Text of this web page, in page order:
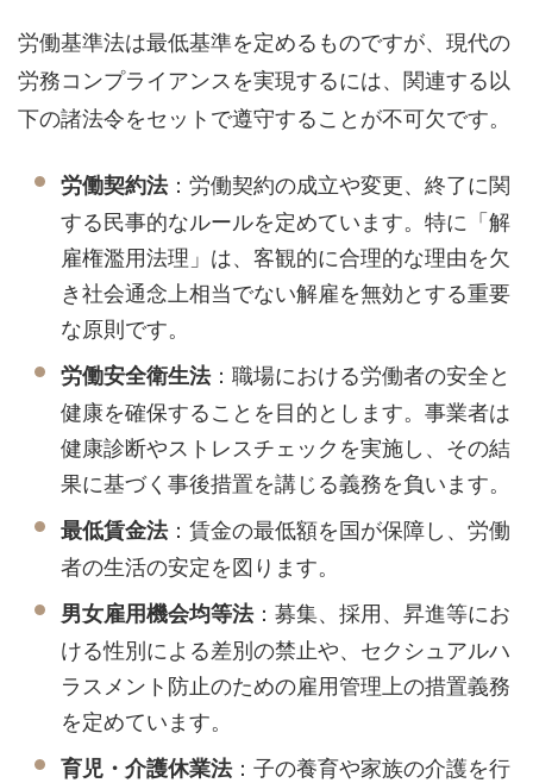
労働基準法は最低基準を定めるものですが、現代の
労務コンプライアンスを実現するには、関連する以
下の諸法令をセットで遵守することが不可欠です。
労働契約法：労働契約の成立や変更、終了に関
する民事的なルールを定めています。特に「解
雇権濫用法理」は、客観的に合理的な理由を欠
き社会通念上相当でない解雇を無効とする重要
な原則です。
労働安全衛生法：職場における労働者の安全と
健康を確保することを目的とします。事業者は
健康診断やストレスチェックを実施し、その結
果に基づく事後措置を講じる義務を負います。
最低賃金法：賃金の最低額を国が保障し、労働
者の生活の安定を図ります。
男女雇用機会均等法：募集、採用、昇進等にお
ける性別による差別の禁止や、セクシュアルハ
ラスメント防止のための雇用管理上の措置義務
を定めています。
育児・介護休業法：子の養育や家族の介護を行